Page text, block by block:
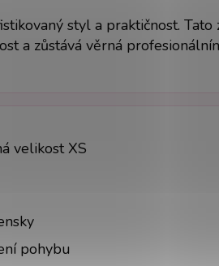
styl a praktičnost. Tato
a zůstává věrná
velikost XS
pohybu